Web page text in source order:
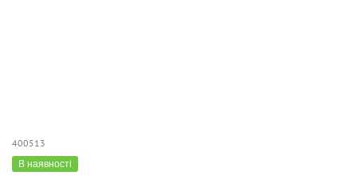
400513
В наявності